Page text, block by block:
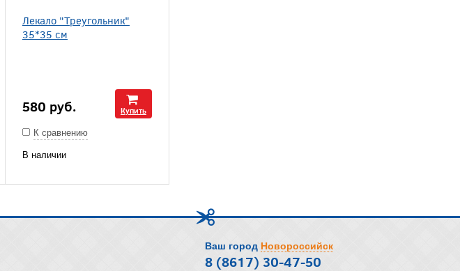
Лекало "Треугольник"
35*35 см
580 руб. Купить
К сравнению
В наличии
Ваш город Новороссийск
8 (8617) 30-47-50